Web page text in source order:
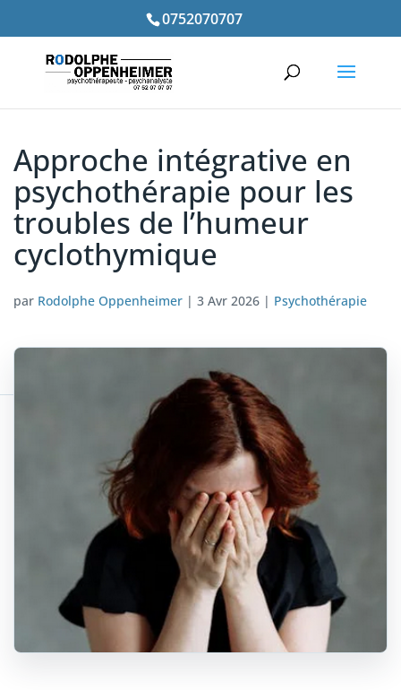
0752070707
Approche intégrative en
psychothérapie pour les
troubles de l’humeur
cyclothymique
par Rodolphe Oppenheimer | 3 Avr 2026 | Psychothérapie